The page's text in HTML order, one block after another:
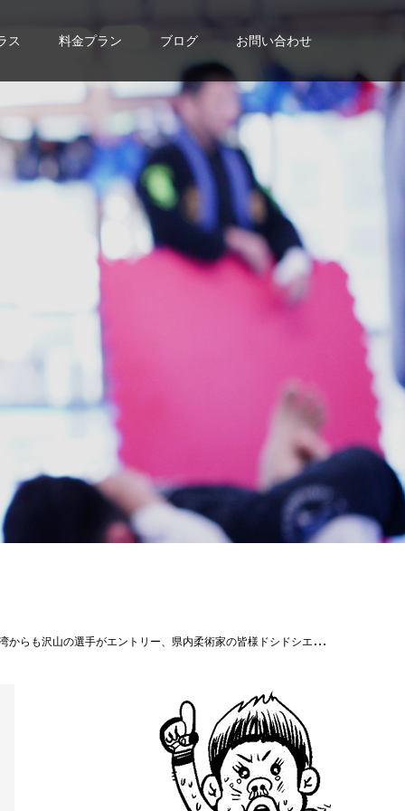
ス 料金プラン ブログ お問い合わせ
archives/55770290.html 女子の試合 http://btbrasil.livedoor.biz/archives/55770292.html #柔術 #ラスコンチャス #パラエストラ #沖縄 #那覇 #与儀 #MMA #shooto #コザ #総合格闘技 #修斗 #キックボクシング #柔術 #jiujitsu #ダイエット